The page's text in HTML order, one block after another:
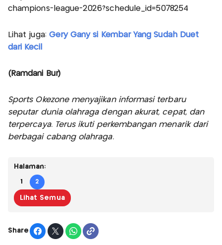
champions-league-2026?schedule_id=5078254
Lihat juga: Gery Gany si Kembar Yang Sudah Duet
dari Kecil
(Ramdani Bur)
Sports Okezone menyajikan informasi terbaru
seputar dunia olahraga dengan akurat, cepat, dan
terpercaya. Terus ikuti perkembangan menarik dari
berbagai cabang olahraga.
Halaman:
1 2
Lihat Semua
Share